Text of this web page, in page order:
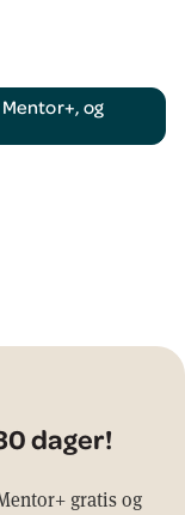
og
dager!
gratis og